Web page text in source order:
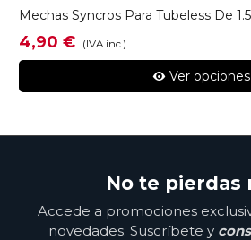
Mechas Syncros Para Tubeless De
4,90 € (IVA inc.)
Ver opciones
No te pierdas
Accede a promociones
novedades. Suscríbete y